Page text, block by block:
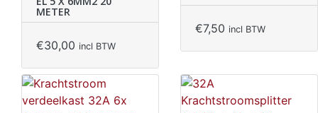
METER
€30,00 incl BTW
€7,50 incl BTW